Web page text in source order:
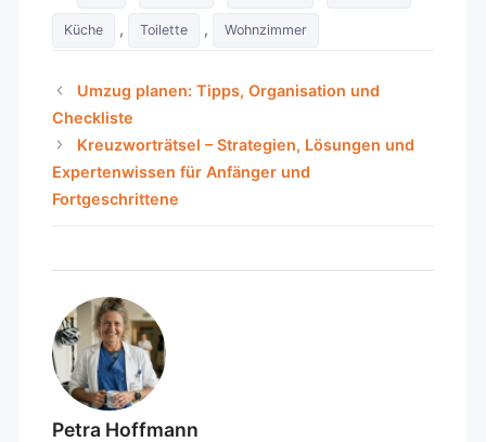
Küche , Toilette , Wohnzimmer
Umzug planen: Tipps, Organisation und
Checkliste
Kreuzworträtsel – Strategien, Lösungen und
Expertenwissen für Anfänger und
Fortgeschrittene
Petra Hoffmann